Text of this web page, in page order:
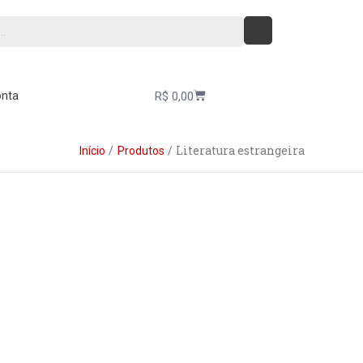
R$ 0,00 Cart
Início Produtos Literatura estrangeira